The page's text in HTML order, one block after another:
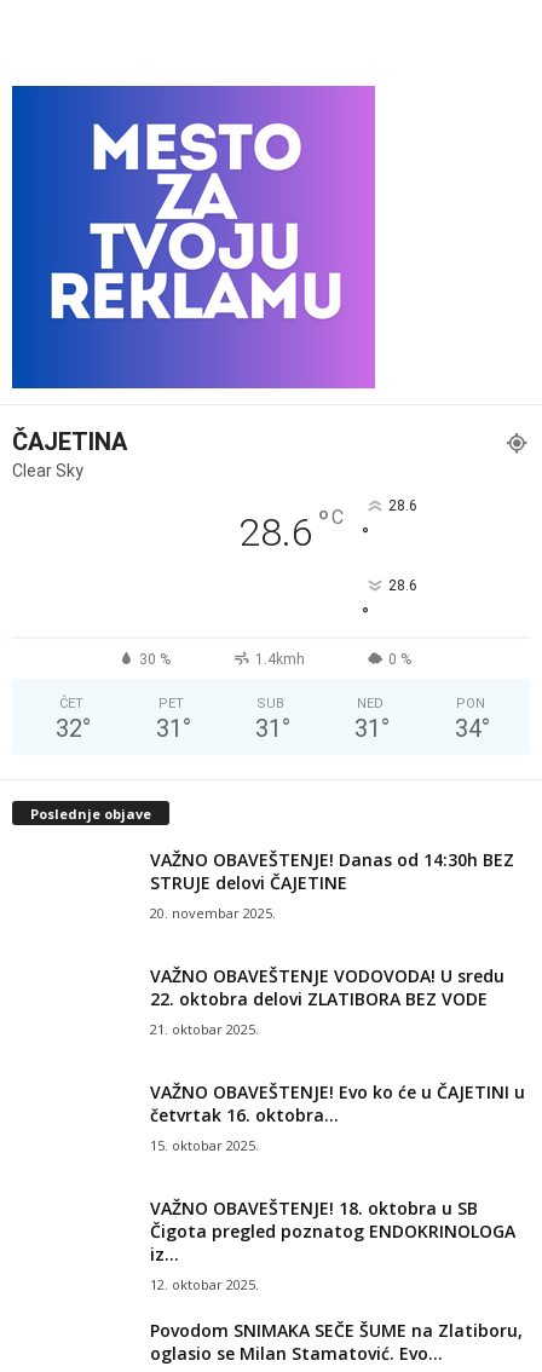
ČAJETINA
Clear Sky
28.6 °C 28.6
°
28.6
°
30 % 1.4kmh 0 %
ČET
32°
PET
31 °
SUB
31 °
NED
31 °
PON
34°
Poslednje objave
VAŽNO OBAVEŠTENJE! Danas od 14:30h BEZ
STRUJE delovi ČAJETINE
20. novembar 2025.
VAŽNO OBAVEŠTENJE VODOVODA! U sredu
22. oktobra delovi ZLATIBORA BEZ VODE
21. oktobar 2025.
VAŽNO OBAVEŠTENJE! Evo ko će u ČAJETINI u
četvrtak 16. oktobra...
15. oktobar 2025.
VAŽNO OBAVEŠTENJE! 18. oktobra u SB
Čigota pregled poznatog ENDOKRINOLOGA
iz...
12. oktobar 2025.
Povodom SNIMAKA SEČE ŠUME na Zlatiboru,
oglasio se Milan Stamatović. Evo...